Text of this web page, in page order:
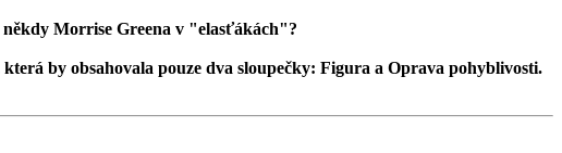
někdy Morrise Greena v "elasťákách"?
by obsahovala pouze dva sloupečky: Figura a Oprava pohyblivosti.